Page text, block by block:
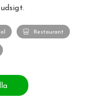
Restaurant